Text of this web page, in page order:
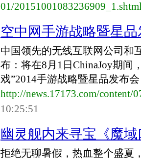
01/
空中网手游战略暨星
中国领先的无线互联网公司和
布：将在8月1日ChinaJoy期
戏”2014手游战略暨星品发布
http://news.17173.com/content/
10:25:51
幽灵舰内来寻宝《魔
拒绝无聊暑假，热血整个盛夏